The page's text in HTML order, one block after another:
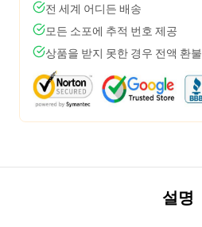
전 세계 어디든 배송
모든 소포에 추적 번호 제공
상품을 받지 못한 경우 전액 환불
설명